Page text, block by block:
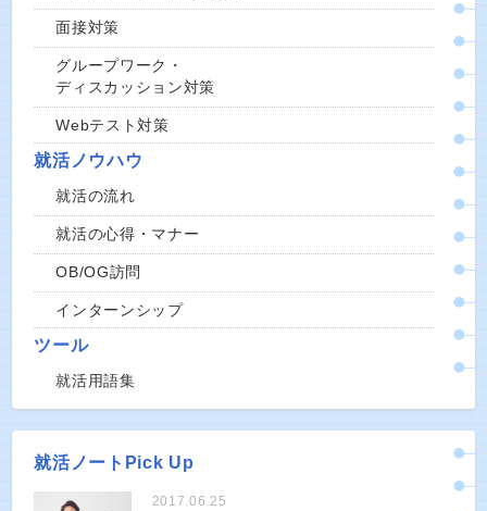
面接対策
グループワーク・
ディスカッション対策
Webテスト対策
就活ノウハウ
就活の流れ
就活の心得・マナー
OB/OG訪問
インターンシップ
ツール
就活用語集
就活ノートPick Up
2017.06.25